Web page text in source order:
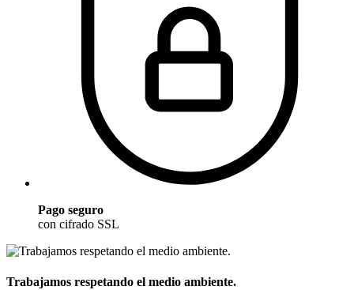
Pago seguro
con cifrado SSL
Trabajamos respetando el medio ambiente.